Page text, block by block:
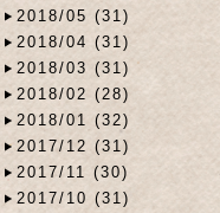
2018/05 (31)
2018/04 (31)
2018/03 (31)
2018/02 (28)
2018/01 (32)
2017/12 (31)
2017/11 (30)
2017/10 (31)